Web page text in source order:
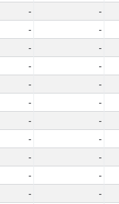
- -
- -
- -
- -
- -
- -
- -
- -
- -
- -
- -